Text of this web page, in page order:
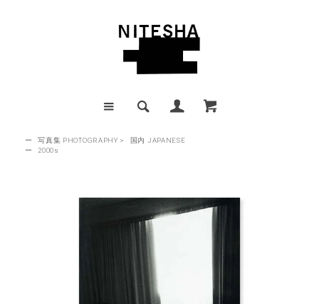
ー 写真集 PHOTOGRAPHY >
国内 JAPANESE
ー
2000s